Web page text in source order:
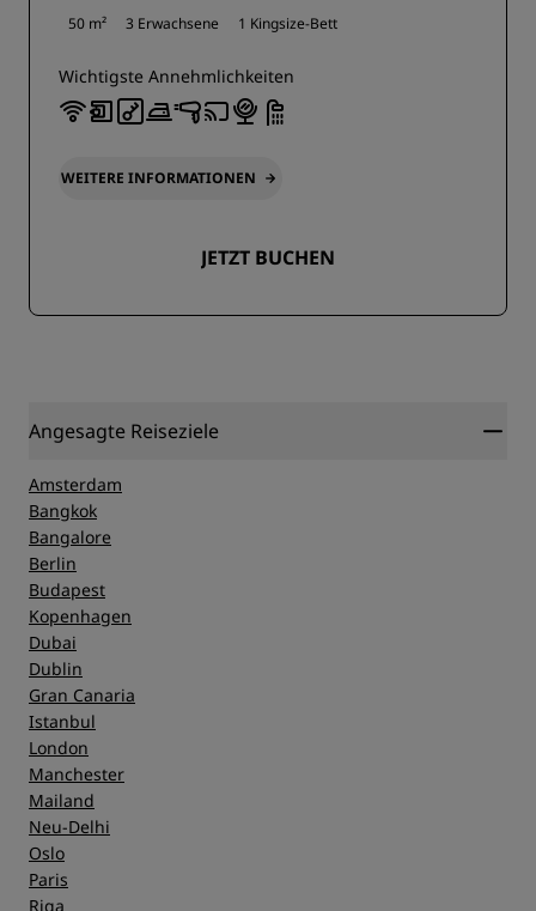
50 m² 3 Erwachsene 1 Kingsize-Bett
Wichtigste Annehmlichkeiten
WEITERE INFORMATIONEN
JETZT BUCHEN
Angesagte Reiseziele
Amsterdam
Bangkok
Bangalore
Berlin
Budapest
Kopenhagen
Dubai
Dublin
Gran Canaria
Istanbul
London
Manchester
Mailand
Neu-Delhi
Oslo
Paris
Riga